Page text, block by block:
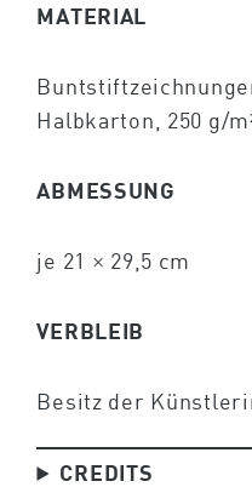
MATERIAL
Halbkarton, 250 g/
ABMESSUNG
je 21 × 29,5 cm
VERBLEIB
Besitz der
CREDITS